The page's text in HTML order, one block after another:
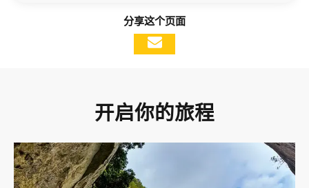
分享这个页面
开启你的旅程